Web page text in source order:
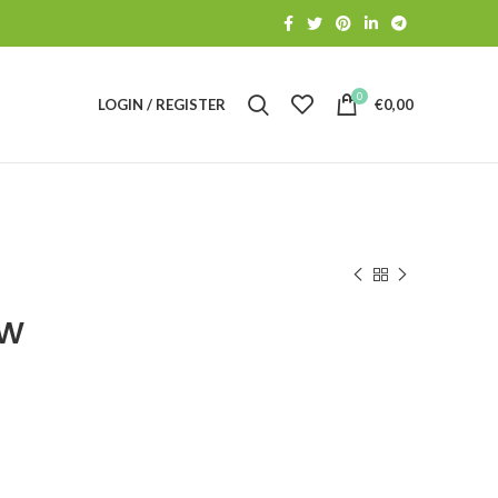
LOGIN / REGISTER 0 €0,00